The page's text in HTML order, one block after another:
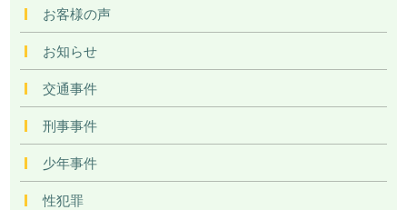
お客様の声
お知らせ
交通事件
刑事事件
少年事件
性犯罪